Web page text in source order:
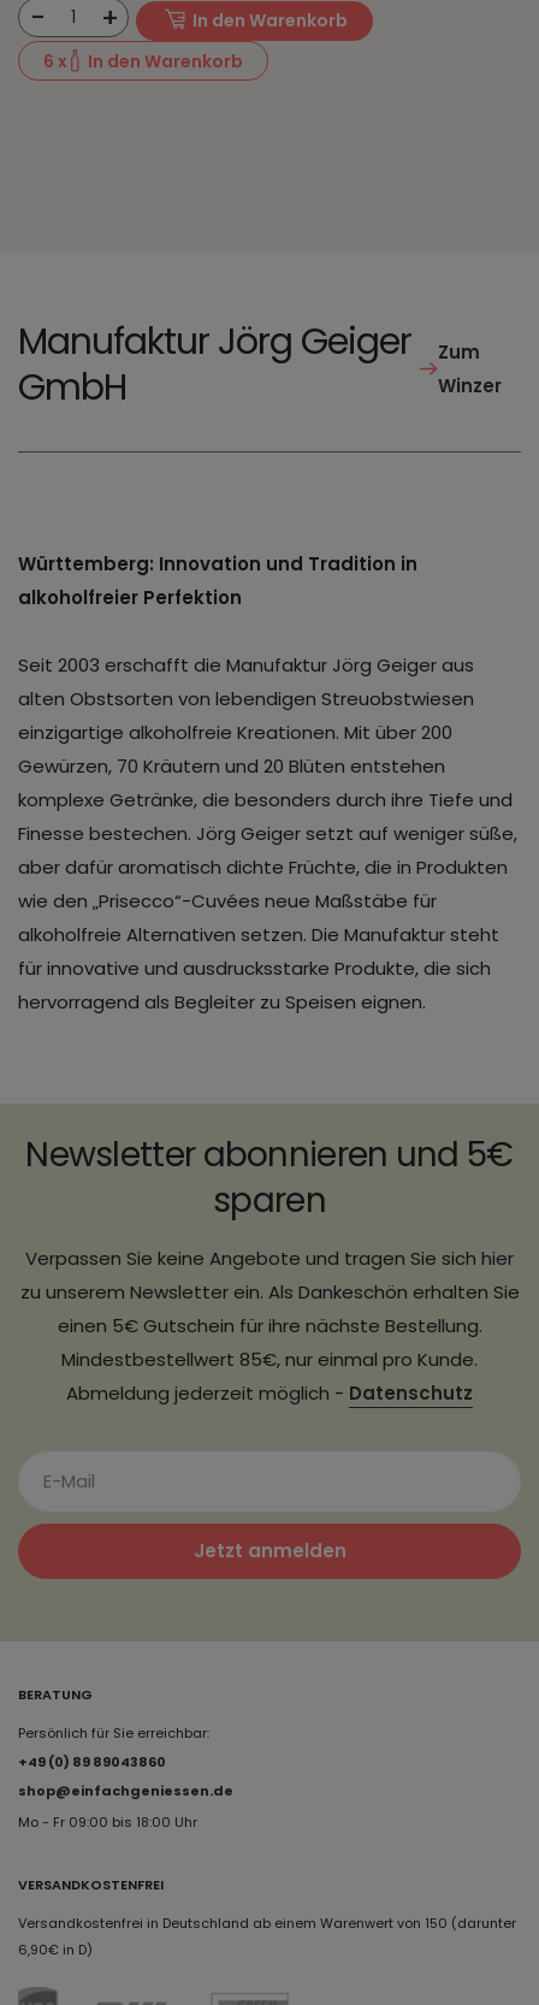
- 1 +
In den Warenkorb
6 x In den Warenkorb
Manufaktur Jörg Geiger
GmbH
Zum
Winzer
Württemberg: Innovation und Tradition in
alkoholfreier Perfektion
Seit 2003 erschafft die Manufaktur Jörg Geiger aus
alten Obstsorten von lebendigen Streuobstwiesen
einzigartige alkoholfreie Kreationen. Mit über 200
Gewürzen, 70 Kräutern und 20 Blüten entstehen
komplexe Getränke, die besonders durch ihre Tiefe und
Finesse bestechen. Jörg Geiger setzt auf weniger süße,
aber dafür aromatisch dichte Früchte, die in Produkten
wie den „Prisecco“-Cuvées neue Maßstäbe für
alkoholfreie Alternativen setzen. Die Manufaktur steht
für innovative und ausdrucksstarke Produkte, die sich
hervorragend als Begleiter zu Speisen eignen.
Newsletter abonnieren und 5€
sparen
Verpassen Sie keine Angebote und tragen Sie sich hier
zu unserem Newsletter ein. Als Dankeschön erhalten Sie
einen 5€ Gutschein für ihre nächste Bestellung.
Mindestbestellwert 85€, nur einmal pro Kunde.
Abmeldung jederzeit möglich - Datenschutz
Jetzt anmelden
BERATUNG
Persönlich für Sie erreichbar:
+49 (0) 89 89043860
shop@einfachgeniessen.de
Mo - Fr 09:00 bis 18:00 Uhr
VERSANDKOSTENFREI
Versandkostenfrei in Deutschland ab einem Warenwert von 150 (darunter
6,90€ in D)